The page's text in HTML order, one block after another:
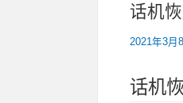
话机
2021年3月
话机